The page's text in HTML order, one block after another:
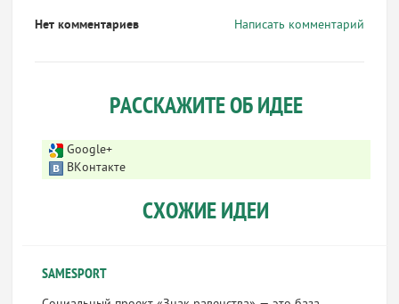
Написать комментарий
Нет комментариев
РАССКАЖИТЕ ОБ ИДЕЕ
Google+
ВКонтакте
СХОЖИЕ ИДЕИ
SAMESPORT